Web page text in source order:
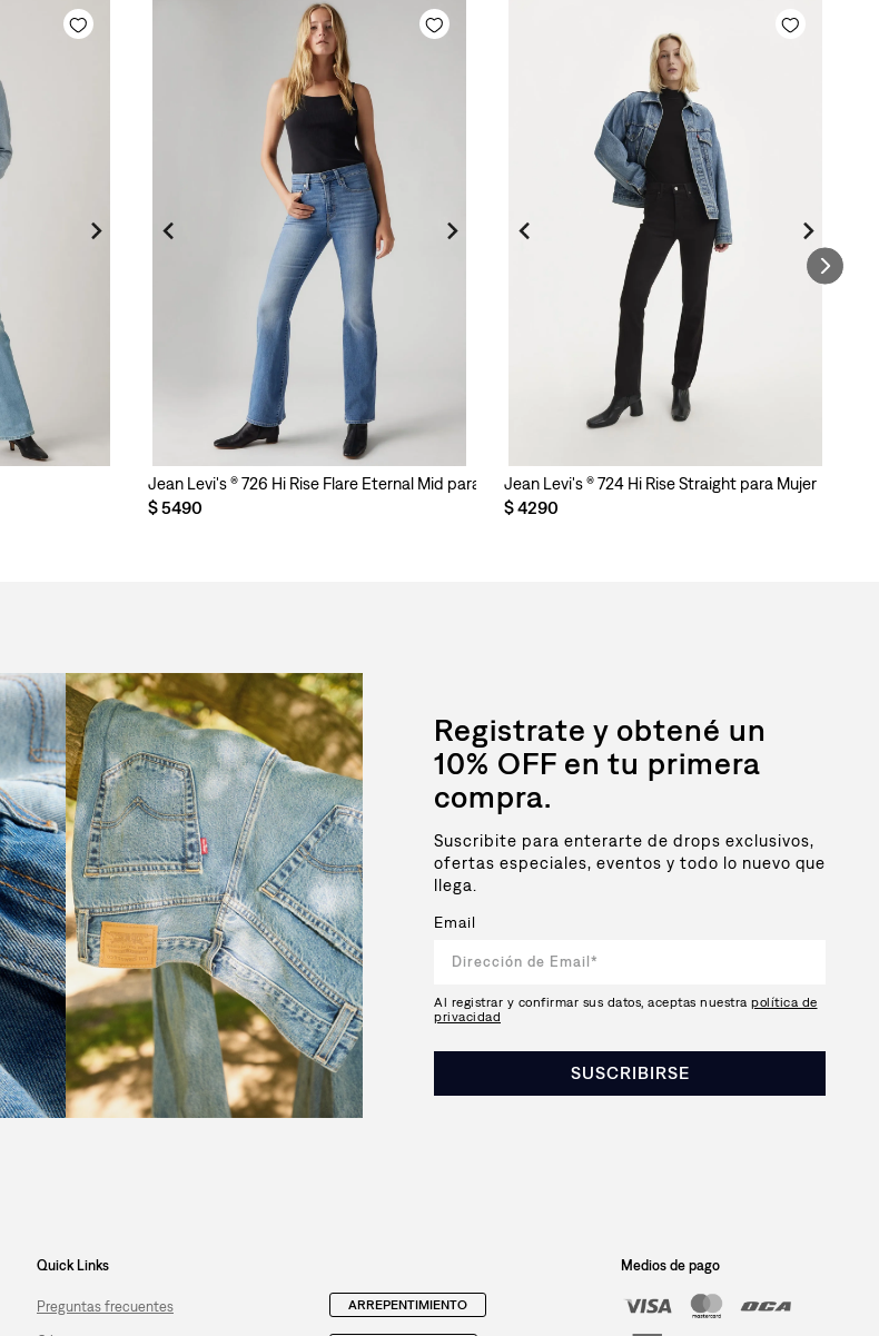
Jean Levi's ® 726 Hi Rise Flare Eternal Mid para Mujer
$5490
Jean Levi's ® 724 Hi Rise Straight para Mujer
$4290
Registrate y obtené un
10% OFF en tu primera
compra.
Suscribite para enterarte de drops exclusivos,
ofertas especiales, eventos y todo lo nuevo que
llega.
Email
Al registrar y confirmar sus datos, aceptas nuestra política de
privacidad
SUSCRIBIRSE
Quick Links
Preguntas frecuentes ARREPENTIMIENTO
Medios de pago